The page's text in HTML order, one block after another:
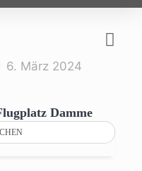
6. März 2024
Damme